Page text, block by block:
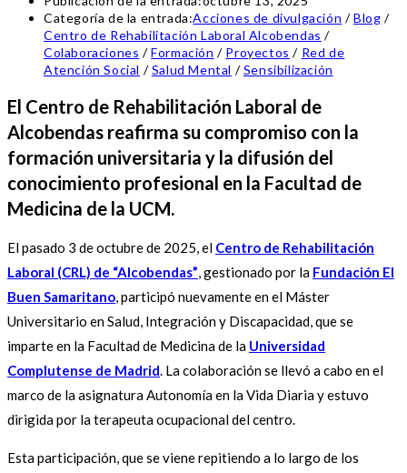
Categoría de la entrada:Acciones de divulgación / Blog /
Centro de Rehabilitación Laboral Alcobendas /
Colaboraciones / Formación / Proyectos / Red de
Atención Social / Salud Mental / Sensibilización
El Centro de Rehabilitación Laboral de
Alcobendas reafirma su compromiso con la
formación universitaria y la difusión del
conocimiento profesional en la Facultad de
Medicina de la UCM.
El pasado 3 de octubre de 2025, el Centro de Rehabilitación
Laboral (CRL) de “Alcobendas”, gestionado por la Fundación El
Buen Samaritano, participó nuevamente en el Máster
Universitario en Salud, Integración y Discapacidad, que se
imparte en la Facultad de Medicina de la Universidad
Complutense de Madrid. La colaboración se llevó a cabo en el
marco de la asignatura Autonomía en la Vida Diaria y estuvo
dirigida por la terapeuta ocupacional del centro.
Esta participación, que se viene repitiendo a lo largo de los